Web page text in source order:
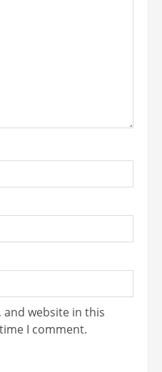
and website in this
I comment.